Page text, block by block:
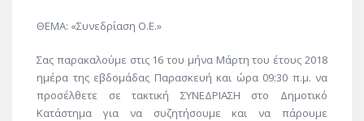
ΘΕΜΑ: «Συνεδρίαση Ο.Ε.»
Σας παρακαλούμε στις 16 του μήνα Μάρτη του έτους 2018
ημέρα της εβδομάδας Παρασκευή και ώρα 09:30 π.μ. να
προσέλθετε σε τακτική ΣΥΝΕΔΡΙΑΣΗ στο Δημοτικό
Κατάστημα για να συζητήσουμε και να πάρουμε